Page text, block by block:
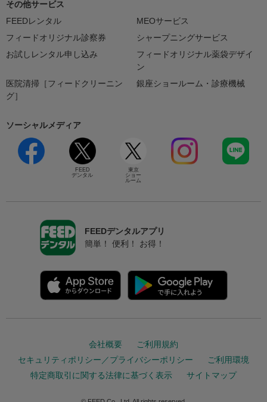
その他サービス
FEEDレンタル
MEOサービス
フィードオリジナル診察券
シャープニングサービス
お試しレンタル申し込み
フィードオリジナル薬袋デザイ
ン
医院清掃［フィードクリーニン
グ］
銀座ショールーム・診療機械
ソーシャルメディア
FEED
デンタル
東京
ショー
ルーム
FEEDデンタルアプリ
簡単！ 便利！ お得！
会社概要
ご利用規約
セキュリティポリシー／プライバシーポリシー
ご利用環境
特定商取引に関する法律に基づく表示
サイトマップ